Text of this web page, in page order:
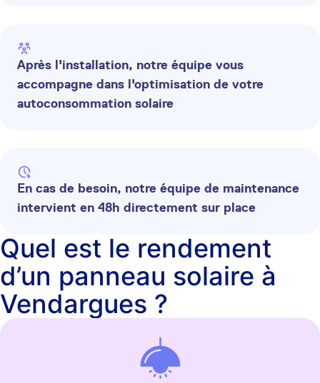
Après l'installation, notre équipe vous
accompagne dans l'optimisation de votre
autoconsommation solaire
En cas de besoin, notre équipe de maintenance
intervient en 48h directement sur place
Quel est le rendement
d’un panneau solaire à
Vendargues ?